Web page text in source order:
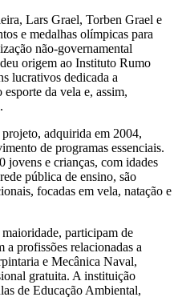
Lars Grael, Torben Grael e
e medalhas olímpicas para
não-governamental
origem ao Instituto Rumo
lucrativos dedicada a
da vela e, assim,
adquirida em 2004,
de programas essenciais.
jovens e crianças, com idades
pública de ensino, são
focadas em vela, natação e
participam de
a profissões relacionadas a
e Mecânica Naval,
gratuita. A instituição
de Educação Ambiental,